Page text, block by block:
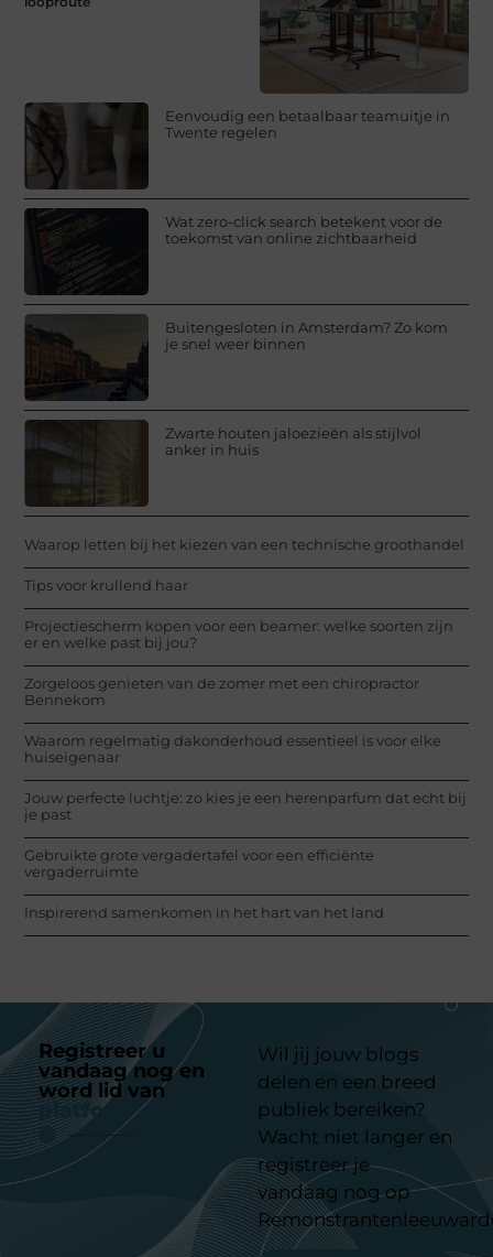
Eenvoudig een betaalbaar teamuitje in
Twente regelen
Wat zero-click search betekent voor de
toekomst van online zichtbaarheid
Buitengesloten in Amsterdam? Zo kom
je snel weer binnen
Zwarte houten jaloezieën als stijlvol
anker in huis
Waarop letten bij het kiezen van een technische groothandel
Tips voor krullend haar
Projectiescherm kopen voor een beamer: welke soorten zijn
er en welke past bij jou?
Zorgeloos genieten van de zomer met een chiropractor
Bennekom
Waarom regelmatig dakonderhoud essentieel is voor elke
huiseigenaar
Jouw perfecte luchtje: zo kies je een herenparfum dat echt bij
je past
Gebruikte grote vergadertafel voor een efficiënte
vergaderruimte
Inspirerend samenkomen in het hart van het land
Registreer u
vandaag nog en
word lid van
platform
Wil jij jouw blogs
delen en een breed
publiek bereiken?
Wacht niet langer en
registreer je
vandaag nog op